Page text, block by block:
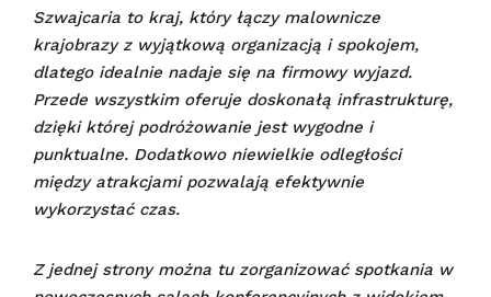
Szwajcaria to kraj, który łączy malownicze
krajobrazy z wyjątkową organizacją i spokojem,
dlatego idealnie nadaje się na firmowy wyjazd.
Przede wszystkim oferuje doskonałą infrastrukturę,
dzięki której podróżowanie jest wygodne i
punktualne. Dodatkowo niewielkie odległości
między atrakcjami pozwalają efektywnie
wykorzystać czas.
Z jednej strony można tu zorganizować spotkania w